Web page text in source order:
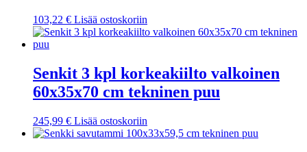
103,22 € Lisää ostoskoriin
Senkit 3 kpl korkeakiilto valkoinen
60x35x70 cm tekninen puu
245,99 € Lisää ostoskoriin